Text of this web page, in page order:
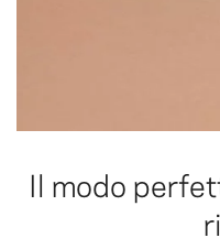
Il modo